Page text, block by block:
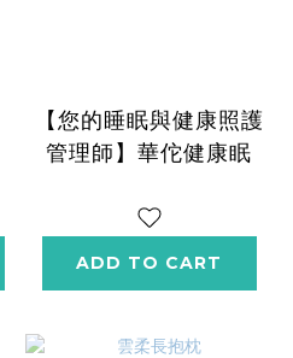
【您的睡眠與健康照護
管理師】華佗健康眠
ADD TO CART